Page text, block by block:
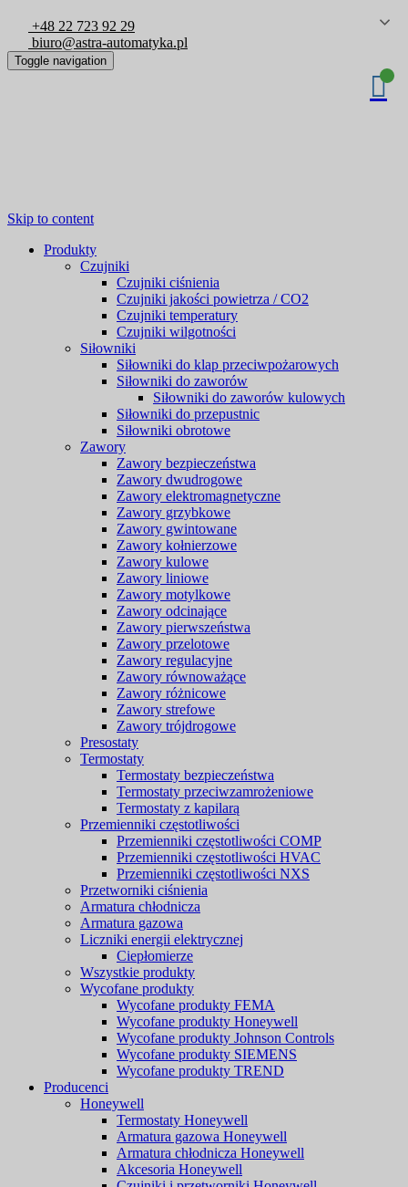
+48 22 723 92 29
biuro@astra-automatyka.pl
Toggle navigation
Skip to content
Produkty
Czujniki
Czujniki ciśnienia
Czujniki jakości powietrza / CO2
Czujniki temperatury
Czujniki wilgotności
Siłowniki
Siłowniki do klap przeciwpożarowych
Siłowniki do zaworów
Siłowniki do zaworów kulowych
Siłowniki do przepustnic
Siłowniki obrotowe
Zawory
Zawory bezpieczeństwa
Zawory dwudrogowe
Zawory elektromagnetyczne
Zawory grzybkowe
Zawory gwintowane
Zawory kołnierzowe
Zawory kulowe
Zawory liniowe
Zawory motylkowe
Zawory odcinające
Zawory pierwszeństwa
Zawory przelotowe
Zawory regulacyjne
Zawory równoważące
Zawory różnicowe
Zawory strefowe
Zawory trójdrogowe
Presostaty
Termostaty
Termostaty bezpieczeństwa
Termostaty przeciwzamrożeniowe
Termostaty z kapilarą
Przemienniki częstotliwości
Przemienniki częstotliwości COMP
Przemienniki częstotliwości HVAC
Przemienniki częstotliwości NXS
Przetworniki ciśnienia
Armatura chłodnicza
Armatura gazowa
Liczniki energii elektrycznej
Ciepłomierze
Wszystkie produkty
Wycofane produkty
Wycofane produkty FEMA
Wycofane produkty Honeywell
Wycofane produkty Johnson Controls
Wycofane produkty SIEMENS
Wycofane produkty TREND
Producenci
Honeywell
Termostaty Honeywell
Armatura gazowa Honeywell
Armatura chłodnicza Honeywell
Akcesoria Honeywell